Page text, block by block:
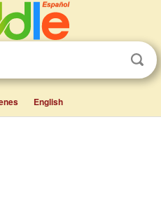
English